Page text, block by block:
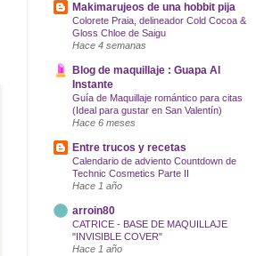
Makimarujeos de una hobbit pija
Colorete Praia, delineador Cold Cocoa &
Gloss Chloe de Saigu
Hace 4 semanas
Blog de maquillaje : Guapa Al
Instante
Guía de Maquillaje romántico para citas
(Ideal para gustar en San Valentín)
Hace 6 meses
Entre trucos y recetas
Calendario de adviento Countdown de
Technic Cosmetics Parte II
Hace 1 año
arroin80
CATRICE - BASE DE MAQUILLAJE
"INVISIBLE COVER"
Hace 1 año